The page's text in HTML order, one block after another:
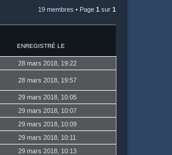
19 membres • Page 1 sur 1
ENREGISTRÉ LE
28 mars 2018, 19:22
28 mars 2018, 19:57
29 mars 2018, 10:05
29 mars 2018, 10:07
29 mars 2018, 10:09
29 mars 2018, 10:11
29 mars 2018, 10:13